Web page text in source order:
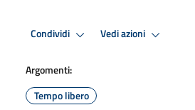
Condividi Vedi azioni
Argomenti:
Tempo libero